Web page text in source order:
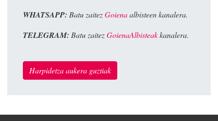
WHATSAPP: Batu zaitezGoienaalbisteen kanalera.
TELEGRAM: Batu zaitezGoienaAlbisteakkanalera.
Harpidetza aukera guztiak